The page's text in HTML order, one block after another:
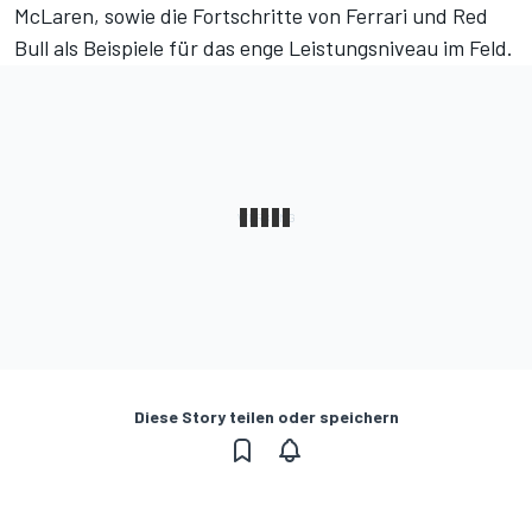
McLaren, sowie die Fortschritte von Ferrari und Red
Bull als Beispiele für das enge Leistungsniveau im Feld.
Diese Story teilen oder speichern